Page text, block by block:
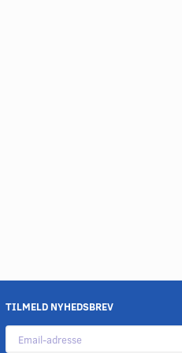
TILMELD NYHEDSBREV
Email-
adresse